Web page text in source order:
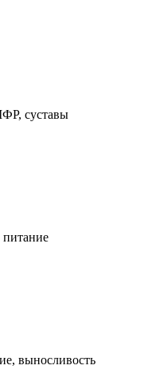
суставы
выносливость